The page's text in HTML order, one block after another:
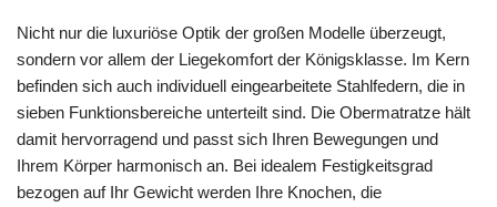
Nicht nur die luxuriöse Optik der großen Modelle überzeugt,
sondern vor allem der Liegekomfort der Königsklasse. Im Kern
befinden sich auch individuell eingearbeitete Stahlfedern, die in
sieben Funktionsbereiche unterteilt sind. Die Obermatratze hält
damit hervorragend und passt sich Ihren Bewegungen und
Ihrem Körper harmonisch an. Bei idealem Festigkeitsgrad
bezogen auf Ihr Gewicht werden Ihre Knochen, die